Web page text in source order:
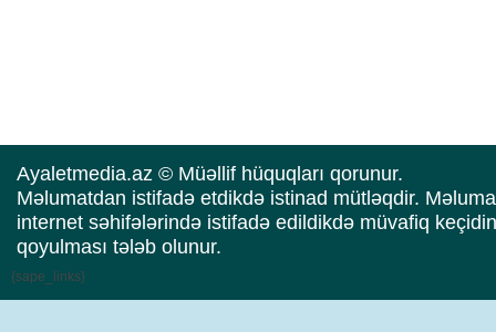
Ayaletmedia.az © Müəllif hüquqları qorunur.
Məlumatdan istifadə etdikdə istinad mütləqdir.
internet səhifələrində istifadə edildikdə müvafiq keçidin
qoyulması tələb olunur.
{sape_links}